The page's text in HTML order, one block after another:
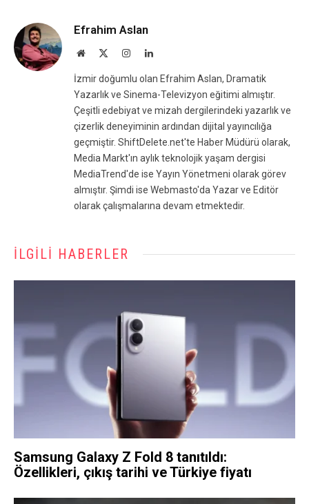
Efrahim Aslan
Website InstagramLinkedIn
İzmir doğumlu olan Efrahim Aslan, Dramatik
Yazarlık ve Sinema-Televizyon eğitimi almıştır.
Çeşitli edebiyat ve mizah dergilerindeki yazarlık ve
çizerlik deneyiminin ardından dijital yayıncılığa
geçmiştir. ShiftDelete.net'te Haber Müdürü olarak,
Media Markt'ın aylık teknolojik yaşam dergisi
MediaTrend'de ise Yayın Yönetmeni olarak görev
almıştır. Şimdi ise Webmasto'da Yazar ve Editör
olarak çalışmalarına devam etmektedir.
İLGILI HABERLER
Samsung Galaxy Z Fold 8 tanıtıldı:
Özellikleri, çıkış tarihi ve Türkiye fiyatı